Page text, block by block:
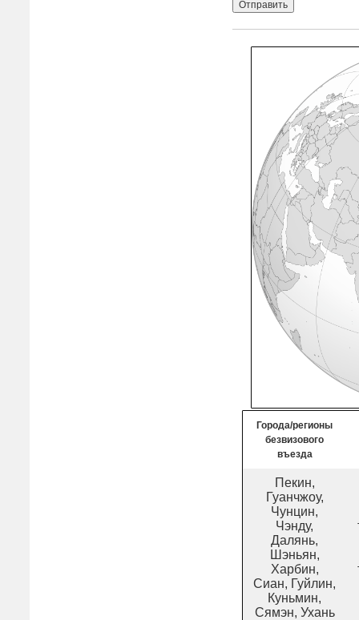
Города/регионы
безвизового
въезда
Пекин,
Гуанчжоу,
Чунцин,
Чэнду,
Далянь,
Шэньян,
Харбин,
Сиан, Гуйлин,
Куньмин,
Сямэн, Ухань